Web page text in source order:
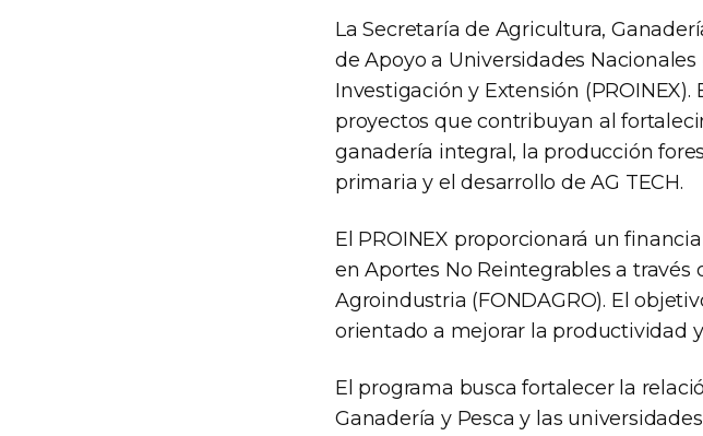
La Secretaría de Agricultura,
de Apoyo a Universidades
Investigación y Extensión
proyectos que contribuyan al
ganadería integral, la producción
primaria y el desarrollo de AG TECH.
El PROINEX proporcionará un
en Aportes No Reintegrables a
Agroindustria (FONDAGRO). El
orientado a mejorar la productividad
El programa busca fortalecer la
Ganadería y Pesca y las